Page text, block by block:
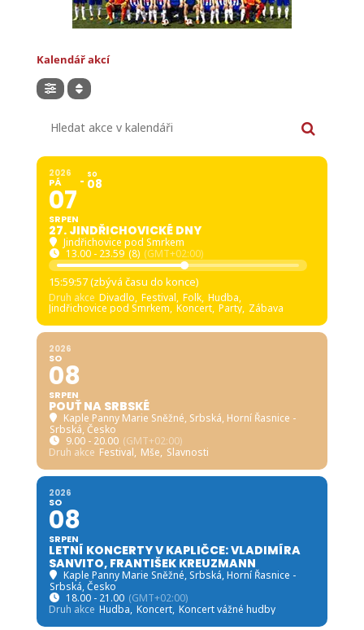
Kalendář akcí
2026
PÁ
07
SRPEN
SO
08
27. JINDŘICHOVICKÉ DNY
Jindřichovice pod Smrkem
13.00 - 23.59 (8) (GMT+02:00)
15:59:56 (zbývá času do konce)
Druh akce Divadlo, Festival, Folk, Hudba,
Jindřichovice pod Smrkem, Koncert, Party, Zábava
2026
SO
08
SRPEN
POUŤ NA SRBSKÉ
Kaple Panny Marie Sněžné, Srbská, Horní Řasnice -
Srbská, Česko
9.00 - 20.00 (GMT+02:00)
Druh akce Festival, Mše, Slavnosti
2026
SO
08
SRPEN
LETNÍ KONCERTY V KAPLIČCE: VLADIMÍRA
SANVITO, FRANTIŠEK KREUZMANN
Kaple Panny Marie Sněžné, Srbská, Horní Řasnice -
Srbská, Česko
18.00 - 21.00 (GMT+02:00)
Druh akce Hudba, Koncert, Koncert vážné hudby